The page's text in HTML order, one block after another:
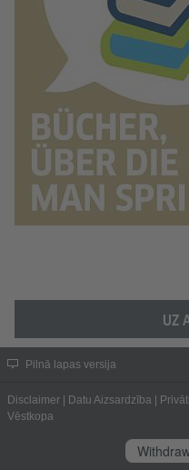
UZ
Pilnā lapas versija
Disclaimer | Datu Aizsardzība |
Vēstkopa